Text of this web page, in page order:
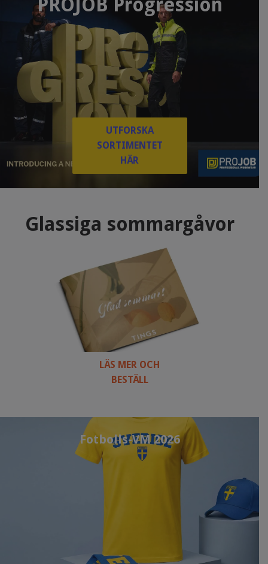
PROJOB Progression
UTFORSKA
SORTIMENTET
HÄR
Glassiga sommargåvor
LÄS MER OCH
BESTÄLL
Fotbolls-VM 2026